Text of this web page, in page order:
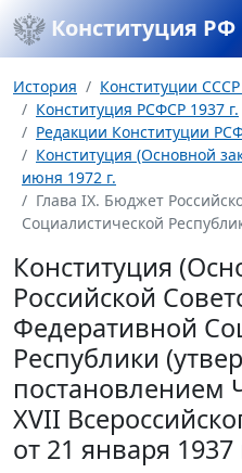
Конституция РФ
История
Конституции
Конституция РСФСР 1937 г.
Редакции Конституции
Конституция (Основной
июня 1972 г.
Глава IX. Бюджет
Социалистической
Конституция
Российской
Федеративной
Республики
постановлением
XVII
от 21 января 1937